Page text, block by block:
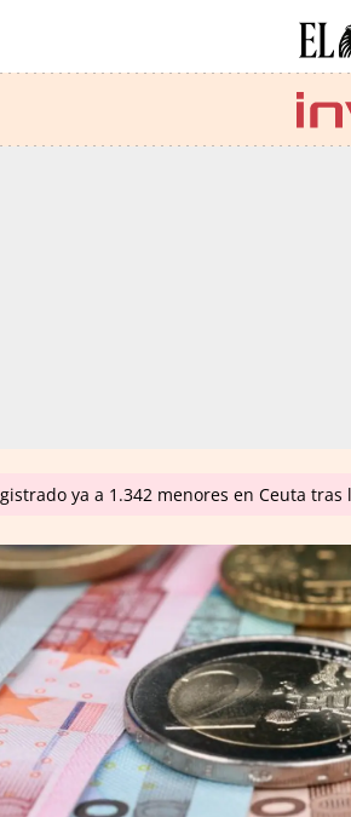
ya a 1.342 menores en Ceuta